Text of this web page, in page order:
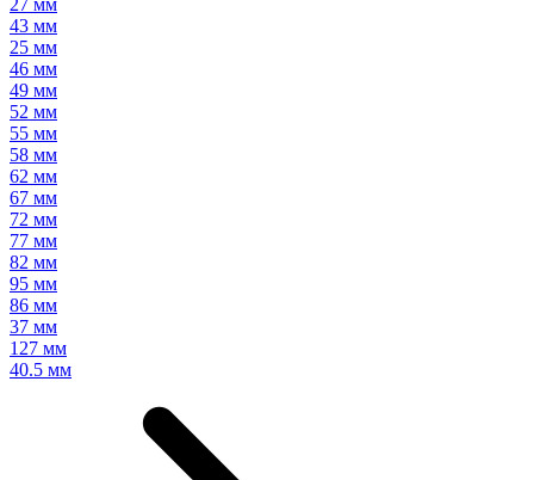
27 мм
43 мм
25 мм
46 мм
49 мм
52 мм
55 мм
58 мм
62 мм
67 мм
72 мм
77 мм
82 мм
95 мм
86 мм
37 мм
127 мм
40.5 мм